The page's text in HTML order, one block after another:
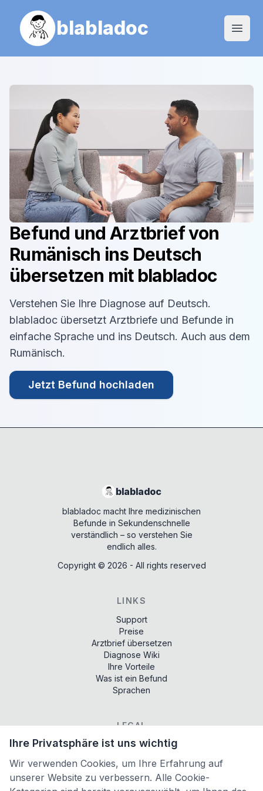
blabladoc Open
Befund und Arztbrief von
Rumänisch ins Deutsch
übersetzen mit blabladoc
Verstehen Sie Ihre Diagnose auf Deutsch.
blabladoc übersetzt Arztbriefe und Befunde in
einfache Sprache und ins Deutsch. Auch aus dem
Rumänisch.
Jetzt Befund hochladen
blabladoc
blabladoc macht Ihre medizinischen
Befunde in Sekundenschnelle
verständlich – so verstehen Sie
endlich alles.
Copyright © 2026 - All rights reserved
LINKS
Support
Preise
Arztbrief übersetzen
Diagnose Wiki
Ihre Vorteile
Was ist ein Befund
Sprachen
LEGAL
Terms of services
Imprint
Cookie-Einstellungen
Ihre Privatsphäre ist uns wichtig
Wir verwenden Cookies, um Ihre Erfahrung auf
unserer Website zu verbessern. Alle Cookie-